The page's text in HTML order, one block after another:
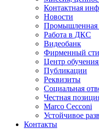
Контактная
Новости
Промышленная
Работа в ДКС
Видеобанк
Фирменный
Центр
Публикации
Реквизиты
Социальная
Честная
Marco Cecconi
Устойчивое
Контакты